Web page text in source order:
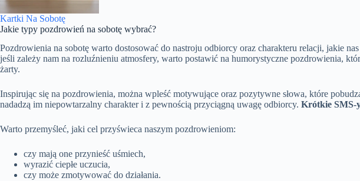
Kartki Na Sobotę
Jakie typy pozdrowień na sobotę wybrać?
Pozdrowienia na sobotę warto dostosować do nastroju odbiorcy oraz charakteru relacji, jakie
jeśli zależy nam na rozluźnieniu atmosfery, warto postawić na humorystyczne pozdrowienia,
żarty.
Inspirując się na pozdrowienia, można wpleść motywujące oraz pozytywne słowa, które
nadadzą im niepowtarzalny charakter i z pewnością przyciągną uwagę odbiorcy. Krótkie SMS-
Warto przemyśleć, jaki cel przyświeca naszym pozdrowieniom:
czy mają one przynieść uśmiech,
wyrazić ciepłe uczucia,
czy może zmotywować do działania.